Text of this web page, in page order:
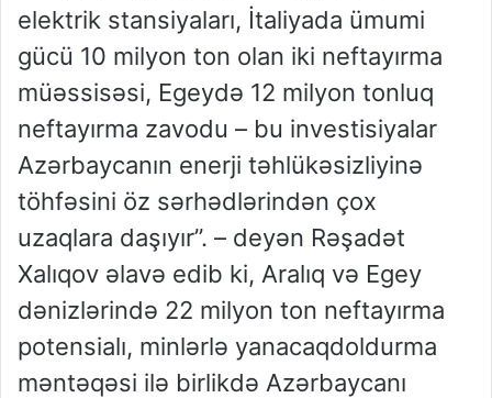
elektrik stansiyaları, İtaliyada ümumi
gücü 10 milyon ton olan iki neftayırma
müəssisəsi, Egeydə 12 milyon tonluq
neftayırma zavodu – bu investisiyalar
Azərbaycanın enerji təhlükəsizliyinə
töhfəsini öz sərhədlərindən çox
uzaqlara daşıyır”. – deyən Rəşadət
Xalıqov əlavə edib ki, Aralıq və Egey
dənizlərində 22 milyon ton neftayırma
potensialı, minlərlə yanacaqdoldurma
məntəqəsi ilə birlikdə Azərbaycanı